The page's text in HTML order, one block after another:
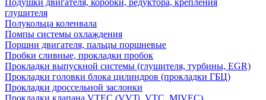
Подушки двигателя, коробки, редуктора, крепления
глушителя
Полукольца коленвала
Помпы системы охлаждения
Поршни двигателя, пальцы поршневые
Пробки сливные, прокладки пробок
Прокладки выпускной системы (глушителя, турбины, EGR)
Прокладки головки блока цилиндров (прокладки ГБЦ)
Прокладки дроссельной заслонки
Прокладки клапана VTEC (VVTi, VTC, MIVEC)